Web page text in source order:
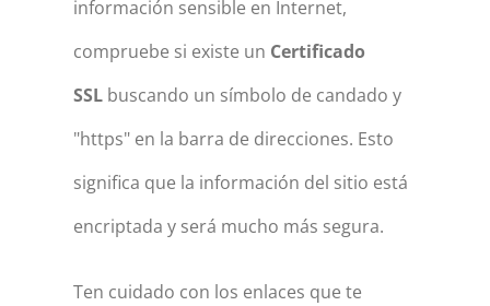
información sensible en Internet,
compruebe si existe un Certificado
SSLbuscando un símbolo de candado y
"https" en la barra de direcciones. Esto
significa que la información del sitio está
encriptada y será mucho más segura.
Ten cuidado con los enlaces que te